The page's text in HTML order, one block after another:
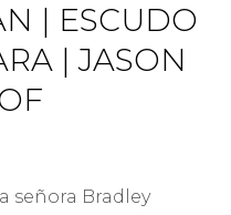
| ESCUDO
| JASON
señora Bradley